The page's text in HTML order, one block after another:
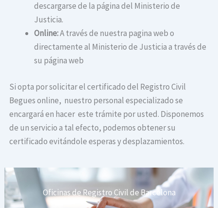
descargarse de la página del Ministerio de
Justicia.
Online:A través de nuestra pagina web o
directamente al Ministerio de Justicia a través de
su página web
Si opta por solicitar el certificado del Registro Civil
Begues online, nuestro personal especializado se
encargará en hacer este trámite por usted. Disponemos
de un servicio a tal efecto, podemos obtener su
certificado evitándole esperas y desplazamientos.
Oficinas de Registro Civil de Barcelona